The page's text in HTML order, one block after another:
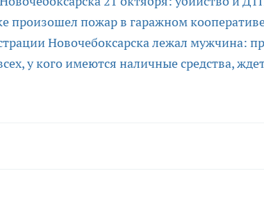
произошел пожар в гаражном
Новочебоксарска лежал мужчина:
у кого имеются наличные средства,